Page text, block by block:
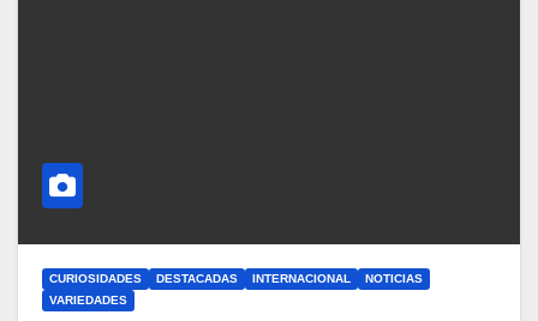
CURIOSIDADES DESTACADAS INTERNACIONAL
NOTICIAS
VARIEDADES